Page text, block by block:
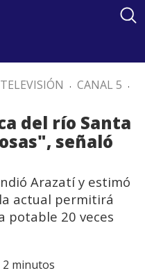
TELEVISIÓN . CANAL 5 .
del río Santa
señaló
Arazatí y estimó
actual permitirá
potable 20 veces
2 minutos